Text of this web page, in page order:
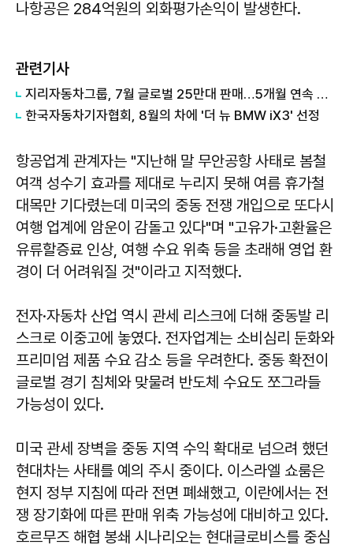
나항공은 284억원의 외화평가손익이 발생한다.
관련기사
지리자동차그룹, 7월 글로벌 25만대 판매…5개월 연속 증가
한국자동차기자협회, 8월의 차에 '더 뉴 BMW iX3' 선정
항공업계 관계자는 "지난해 말 무안공항 사태로 봄철
여객 성수기 효과를 제대로 누리지 못해 여름 휴가철
대목만 기다렸는데 미국의 중동 전쟁 개입으로 또다시
여행 업계에 암운이 감돌고 있다"며 "고유가·고환율은
유류할증료 인상, 여행 수요 위축 등을 초래해 영업 환
경이 더 어려워질 것"이라고 지적했다.
전자·자동차 산업 역시 관세 리스크에 더해 중동발 리
스크로 이중고에 놓였다. 전자업계는 소비심리 둔화와
프리미엄 제품 수요 감소 등을 우려한다. 중동 확전이
글로벌 경기 침체와 맞물려 반도체 수요도 쪼그라들
가능성이 있다.
미국 관세 장벽을 중동 지역 수익 확대로 넘으려 했던
현대차는 사태를 예의 주시 중이다. 이스라엘 쇼룸은
현지 정부 지침에 따라 전면 폐쇄했고, 이란에서는 전
쟁 장기화에 따른 판매 위축 가능성에 대비하고 있다.
호르무즈 해협 봉쇄 시나리오는 현대글로비스를 중심